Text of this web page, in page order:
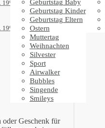
Geburtstag Baby
Geburtstag Kinder
Geburtstag Eltern
Ostern
Muttertag
Weihnachten
Silvester
Sport
Airwalker
Bubbles
Singende
Smileys
19% MwSt
19% MwSt
Geschenk für